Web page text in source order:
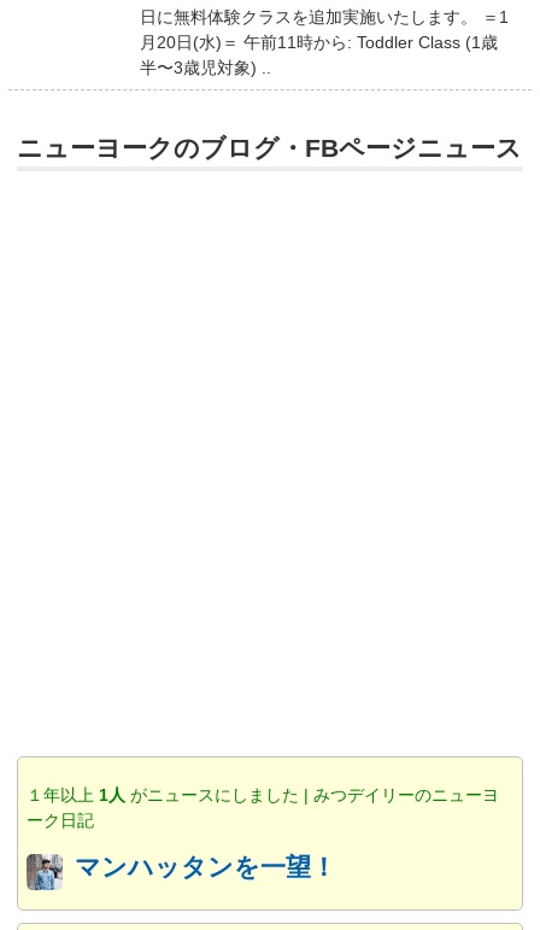
日に無料体験クラスを追加実施いたします。 ＝1
月20日(水)＝ 午前11時から: Toddler Class (1歳
半〜3歳児対象) ..
ニューヨークのブログ・FBページニュース
１年以上 1人 がニュースにしました | みつデイリーのニューヨ
ーク日記
マンハッタンを一望！